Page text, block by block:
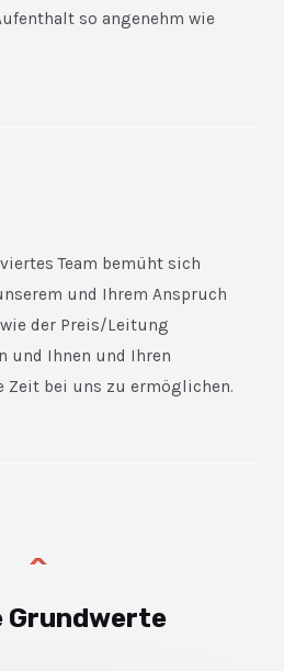
so angenehm wie
Team bemüht sich
und Ihrem Anspruch
der Preis/Leitung
und Ihnen und Ihren
Zeit bei uns zu ermöglichen.
Grundwerte